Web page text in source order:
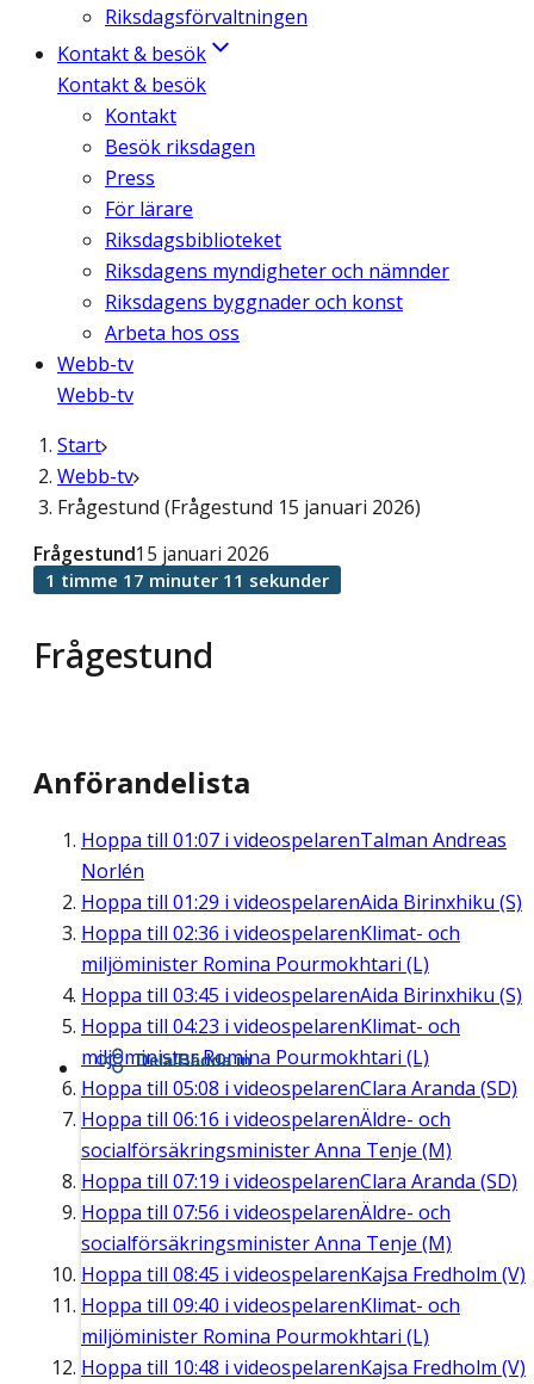
Riksdagsförvaltningen
Kontakt & besök
Kontakt & besök
Kontakt
Besök riksdagen
Press
För lärare
Riksdagsbiblioteket
Riksdagens myndigheter och nämnder
Riksdagens byggnader och konst
Arbeta hos oss
Webb-tv
Webb-tv
Start
Webb-tv
Frågestund (Frågestund 15 januari 2026)
Frågestund
Frågestund15 januari 2026
1 timme 17 minuter 11 sekunder
Anförandelista
Hoppa till 01:07 i videospelarenTalman Andreas
Norlén
Hoppa till 01:29 i videospelarenAida Birinxhiku (S)
Hoppa till 02:36 i videospelarenKlimat- och
miljöminister Romina Pourmokhtari (L)
Hoppa till 03:45 i videospelarenAida Birinxhiku (S)
Hoppa till 04:23 i videospelarenKlimat- och
miljöminister Romina Pourmokhtari (L)
Hoppa till 05:08 i videospelarenClara Aranda (SD)
Hoppa till 06:16 i videospelarenÄldre- och
socialförsäkringsminister Anna Tenje (M)
Hoppa till 07:19 i videospelarenClara Aranda (SD)
Hoppa till 07:56 i videospelarenÄldre- och
socialförsäkringsminister Anna Tenje (M)
Hoppa till 08:45 i videospelarenKajsa Fredholm (V)
Hoppa till 09:40 i videospelarenKlimat- och
miljöminister Romina Pourmokhtari (L)
Hoppa till 10:48 i videospelarenKajsa Fredholm (V)
Dela/Bädda in